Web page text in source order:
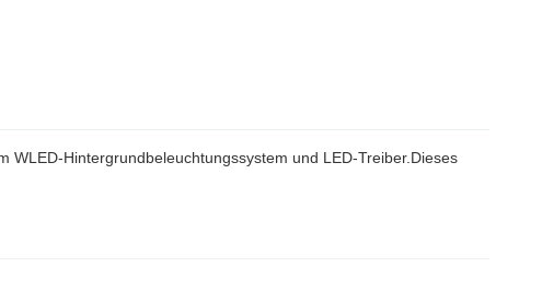
Hintergrundbeleuchtungssystem und LED-Treiber.Dieses